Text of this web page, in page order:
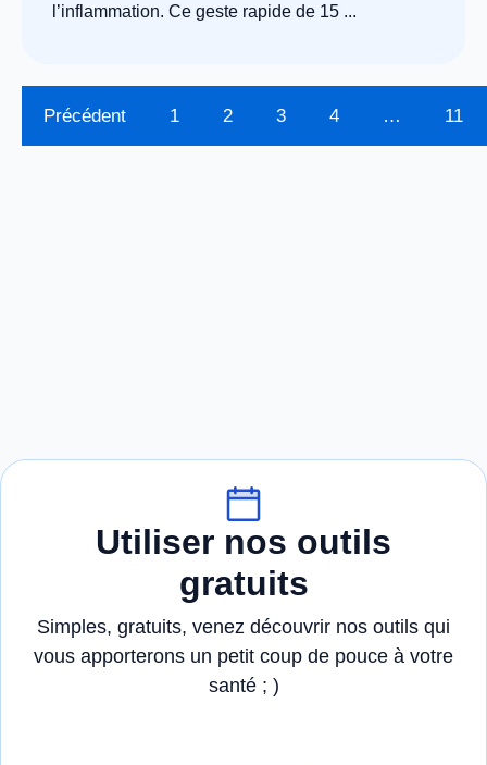
l’inflammation. Ce geste rapide de 15 ...
Précédent 1 2 3 4 … 11
Utiliser nos outils
gratuits
Simples, gratuits, venez découvrir nos outils qui
vous apporterons un petit coup de pouce à votre
santé ; )